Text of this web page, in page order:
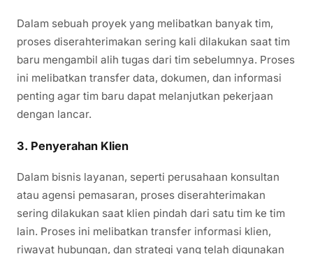
Dalam sebuah proyek yang melibatkan banyak tim,
proses diserahterimakan sering kali dilakukan saat tim
baru mengambil alih tugas dari tim sebelumnya. Proses
ini melibatkan transfer data, dokumen, dan informasi
penting agar tim baru dapat melanjutkan pekerjaan
dengan lancar.
3. Penyerahan Klien
Dalam bisnis layanan, seperti perusahaan konsultan
atau agensi pemasaran, proses diserahterimakan
sering dilakukan saat klien pindah dari satu tim ke tim
lain. Proses ini melibatkan transfer informasi klien,
riwayat hubungan, dan strategi yang telah digunakan